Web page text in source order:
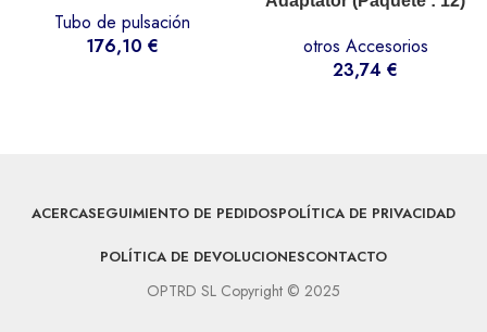
Tubo de pulsación
176,10 €
otros Accesorios
23,74 €
ACERCASEGUIMIENTO DE PEDIDOSPOLÍTICA DE PRIVACIDAD
POLÍTICA DE DEVOLUCIONESCONTACTO
OPTRD SL Copyright © 2025